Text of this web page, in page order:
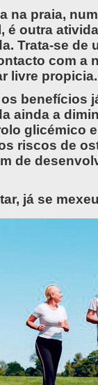
na praia,
é outra
Trata-se
com a
livre propicia.
benefícios
ainda a
glicémico
riscos de
de
já se